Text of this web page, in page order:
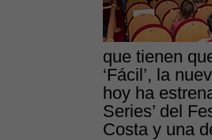
que tienen
‘Fácil’, la
hoy ha
Series’ del
Costa y una